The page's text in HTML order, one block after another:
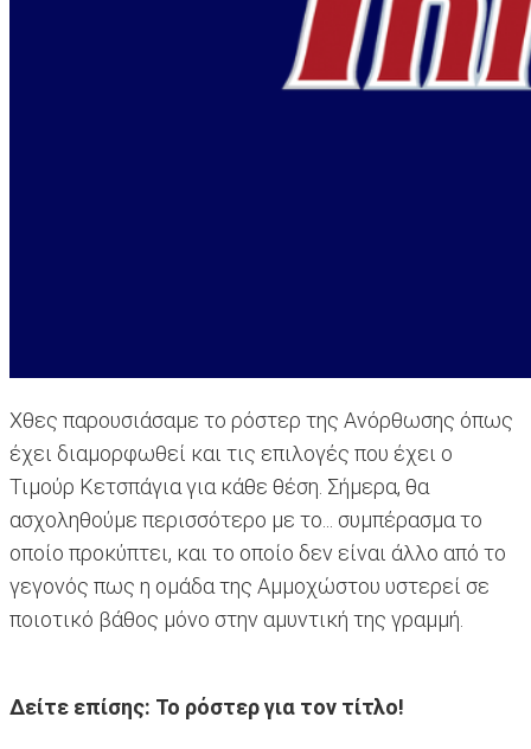
Χθες παρουσιάσαμε το ρόστερ της Ανόρθωσης όπως
έχει διαμορφωθεί και τις επιλογές που έχει ο
Τιμούρ Κετσπάγια για κάθε θέση. Σήμερα, θα
ασχοληθούμε περισσότερο με το... συμπέρασμα το
οποίο προκύπτει, και το οποίο δεν είναι άλλο από το
γεγονός πως η ομάδα της Αμμοχώστου υστερεί σε
ποιοτικό βάθος μόνο στην αμυντική της γραμμή.
Δείτε επίσης: Το ρόστερ για τον τίτλο!